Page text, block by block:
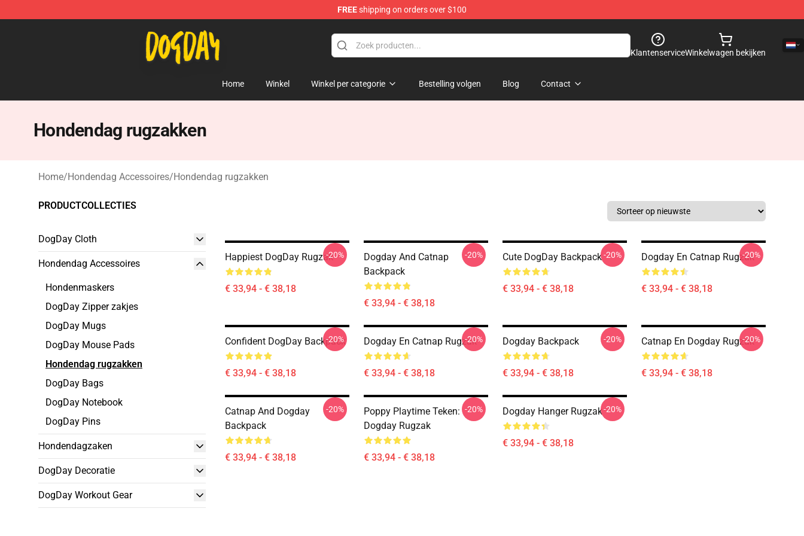
FREEshipping on orders over $100
DogDay Store - Official DogDay Merchandise Shop
KlantenserviceWinkelwagen bekijken
Home Winkel Winkel per categorie Bestelling volgen Blog Contact
Hondendag rugzakken
Home/Hondendag Accessoires/Hondendag rugzakken
PRODUCTCOLLECTIES
DogDay Cloth
Hondendag Accessoires
Hondenmaskers
DogDay Zipper zakjes
DogDay Mugs
DogDay Mouse Pads
Hondendag rugzakken
DogDay Bags
DogDay Notebook
DogDay Pins
Hondendagzaken
DogDay Decoratie
DogDay Workout Gear
Happiest DogDay Rugzak
€ 33,94 - € 38,18
-20%
Dogday And Catnap
Backpack
€ 33,94 - € 38,18
-20% Cute DogDay Backpack
€ 33,94 - € 38,18
-20% Dogday En Catnap Rugzak
€ 33,94 - € 38,18
-20%
Confident DogDay Backpack
€ 33,94 - € 38,18
-20% Dogday En Catnap Rugzak
€ 33,94 - € 38,18
-20% Dogday Backpack
€ 33,94 - € 38,18
-20% Catnap En Dogday Rugzak
€ 33,94 - € 38,18
-20%
Catnap And Dogday
Backpack
€ 33,94 - € 38,18
-20%
Poppy Playtime Teken:
Dogday Rugzak
€ 33,94 - € 38,18
-20% Dogday Hanger Rugzak
€ 33,94 - € 38,18
-20%